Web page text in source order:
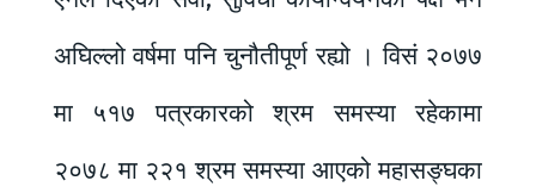
अघिल्लो वर्षमा पनि चुनौतीपूर्ण रह्यो । विसं २०७७
मा ५१७ पत्रकारको श्रम समस्या रहेकामा
२०७८ मा २२१ श्रम समस्या आएको महासङ्घका